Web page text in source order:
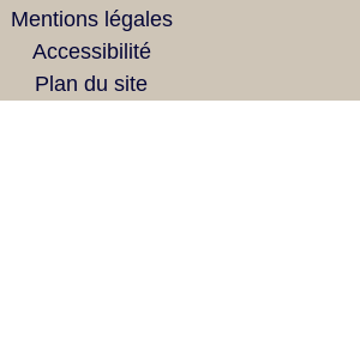
Mentions légales
Accessibilité
Plan du site